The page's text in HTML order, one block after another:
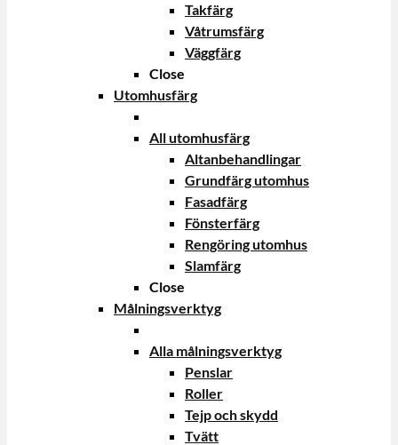
Takfärg
Våtrumsfärg
Väggfärg
Close
Utomhusfärg
All utomhusfärg
Altanbehandlingar
Grundfärg utomhus
Fasadfärg
Fönsterfärg
Rengöring utomhus
Slamfärg
Close
Målningsverktyg
Alla målningsverktyg
Penslar
Roller
Tejp och skydd
Tvätt